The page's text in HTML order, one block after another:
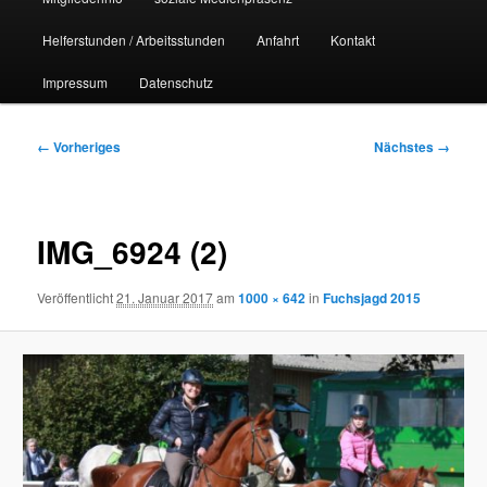
Helferstunden / Arbeitsstunden Anfahrt Kontakt
Impressum Datenschutz
Bilder-
← Vorheriges Nächstes →
IMG_6924 (2)
Veröffentlicht21. Januar 2017am1000 × 642inFuchsjagd 2015